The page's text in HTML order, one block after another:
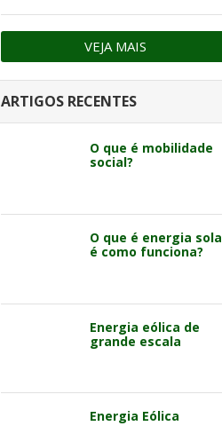
VEJA MAIS
ARTIGOS RECENTES
O que é mobilidade
social?
O que é energia
é como funciona?
Energia eólica de
grande escala
Energia Eólica